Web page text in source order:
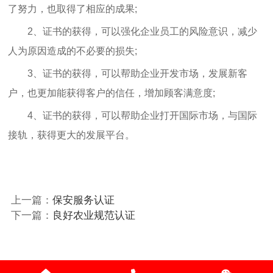
了努力，也取得了相应的成果;
2、证书的获得，可以强化企业员工的风险意识，减少
人为原因造成的不必要的损失;
3、证书的获得，可以帮助企业开发市场，发展新客
户，也更加能获得客户的信任，增加顾客满意度;
4、证书的获得，可以帮助企业打开国际市场，与国际
接轨，获得更大的发展平台。
上一篇： 保安服务认证
下一篇： 良好农业规范认证